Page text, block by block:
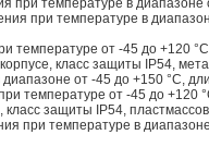
температуре в
при температуре в
от -45 до +120
класс защиты IP54,
от -45 до +150 °C,
температуре от -45 до +120
защиты IP54,
при температуре в